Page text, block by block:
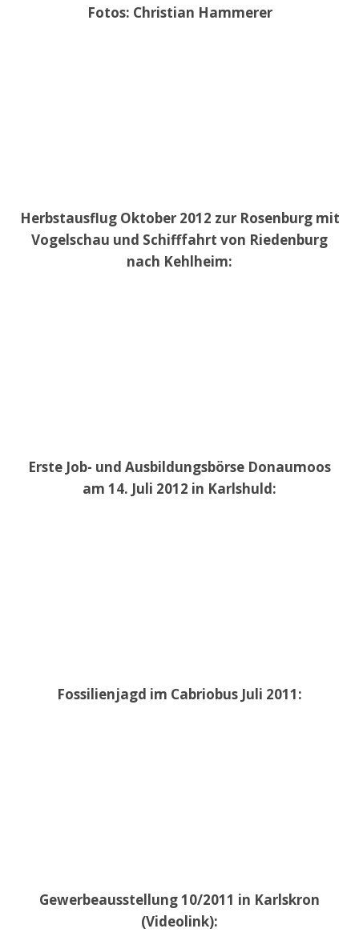
Fotos: Christian Hammerer
Herbstausflug Oktober 2012 zur Rosenburg mit
Vogelschau und Schifffahrt von Riedenburg
nach Kehlheim:
Erste Job- und Ausbildungsbörse Donaumoos
am 14. Juli 2012 in Karlshuld:
Fossilienjagd im Cabriobus Juli 2011:
Gewerbeausstellung 10/2011 in Karlskron
(Videolink):